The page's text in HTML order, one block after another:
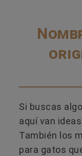
Si buscas
aquí van
También los
para gatos